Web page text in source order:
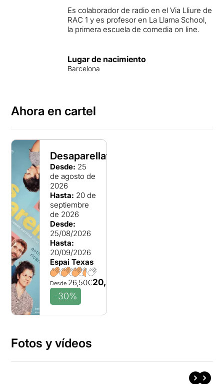
Es colaborador de radio en el Via Lliure de
RAC 1 y es profesor en La Llama School,
la primera escuela de comedia on line.
Lugar de nacimiento
Barcelona
Ahora en cartel
Desaparellats
Desde: 25
de agosto de
2026
Hasta: 20 de
septiembre
de 2026
Desde:
25/08/2026
Hasta:
20/09/2026
Espai Texas
Desde26,50€20,25€
-30%
Fotos y vídeos